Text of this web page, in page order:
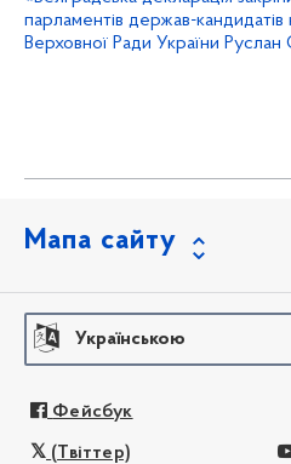
парламентів держав-
Верховної Ради України Руслан
Мапа сайту
Українською
Фейсбук
(Твіттер)